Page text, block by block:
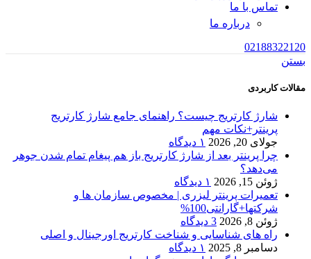
تماس با ما
درباره ما
02188322120
بستن
مقالات کاربردی
شارژ کارتریج چیست؟ راهنمای جامع شارژ کارتریج
پرینتر+نکات مهم
جولای 20, 2026
۱ دیدگاه
چرا پرینتر بعد از شارژ کارتریج باز هم پیغام تمام شدن جوهر
می‌دهد؟
ژوئن 15, 2026
۱ دیدگاه
تعمیرات پرینتر لیزری | مخصوص سازمان ها و
شرکتها+گارانتی100%
ژوئن 8, 2026
3 دیدگاه
راه های شناسایی و شناخت کارتریج اورجینال و اصلی
دسامبر 8, 2025
۱ دیدگاه